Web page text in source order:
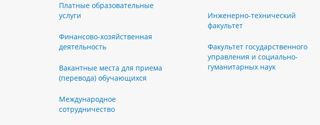
Платные образовательные
услуги
Финансово-хозяйственная
деятельность
Вакантные места для приема
(перевода) обучающихся
Международное
сотрудничество
Инженерно-технический
факультет
Факультет государственного
управления и социально-
гуманитарных наук